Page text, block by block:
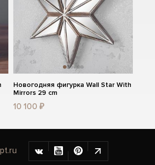
Новогодняя фигурка Wall Star With
Mirrors 29 cm
10 100 ₽